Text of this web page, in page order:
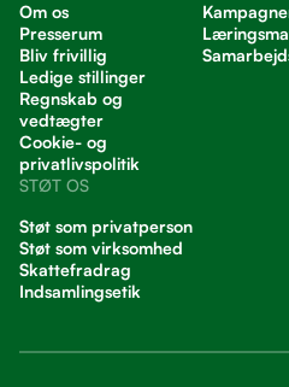
Om os
Presserum
Bliv frivillig
Ledige stillinger
Regnskab og
vedtægter
Cookie- og
privatlivspolitik
STØT OS
Støt som privatperson
Støt som virksomhed
Skattefradrag
Indsamlingsetik